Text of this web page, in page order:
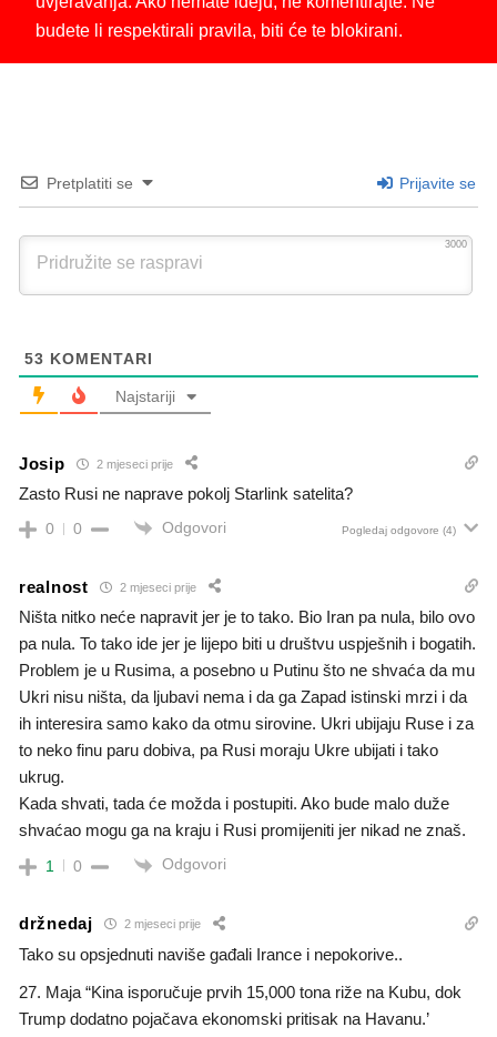
budete li respektirali pravila, biti će te blokirani.
Pretplatiti se Prijavite se
3000
53 KOMENTARI
Najstariji
Josip 2 mjeseci prije
Zasto Rusi ne naprave pokolj Starlink satelita?
0 0 Odgovori Pogledaj odgovore (4)
realnost 2 mjeseci prije
Ništa nitko neće napravit jer je to tako. Bio Iran pa nula, bilo ovo
pa nula. To tako ide jer je lijepo biti u društvu uspješnih i bogatih.
Problem je u Rusima, a posebno u Putinu što ne shvaća da mu
Ukri nisu ništa, da ljubavi nema i da ga Zapad istinski mrzi i da
ih interesira samo kako da otmu sirovine. Ukri ubijaju Ruse i za
to neko finu paru dobiva, pa Rusi moraju Ukre ubijati i tako
ukrug.
Kada shvati, tada će možda i postupiti. Ako bude malo duže
shvaćao mogu ga na kraju i Rusi promijeniti jer nikad ne znaš.
1 0 Odgovori
držnedaj 2 mjeseci prije
Tako su opsjednuti naviše gađali Irance i nepokorive..
27. Maja “Kina isporučuje prvih 15,000 tona riže na Kubu, dok
Trump dodatno pojačava ekonomski pritisak na Havanu.’